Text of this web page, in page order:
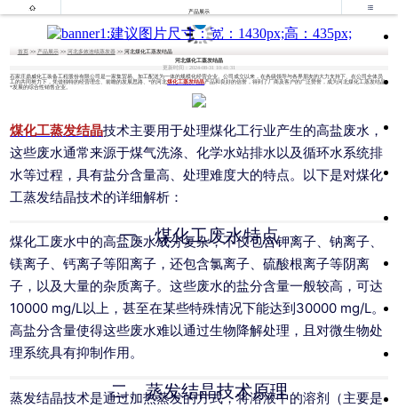

产品展示

首页 >> 产品展示>> 河北多效连续蒸发器>> 河北煤化工蒸发结晶
河北煤化工蒸发结晶
更新时间：2024-08-31 10:41:31
石家庄鼎威化工装备工程股份有限公司是一家集贸易、加工配送为一体的规模化经营企业。公司成立以来，在各级领导与各界朋友的大力支持下、在公司全体员
工的共同努力下，凭借独特的经营理念、前瞻的发展思路、*的河北煤化工蒸发结晶产品和良好的信誉，得到了厂商及客户的广泛赞誉，成为河北煤化工蒸发结晶
*发展的综合性销售企业。
煤化工蒸发结晶技术主要用于处理煤化工行业产生的高盐废水，
这些废水通常来源于煤气洗涤、化学水站排水以及循环水系统排
水等过程，具有盐分含量高、处理难度大的特点。以下是对煤化
工蒸发结晶技术的详细解析：
一、煤化工废水特点
煤化工废水中的高盐废水成分复杂，不仅包含钾离子、钠离子、
镁离子、钙离子等阳离子，还包含氯离子、硫酸根离子等阴离
子，以及大量的杂质离子。这些废水的盐分含量一般较高，可达
10000 mg/L以上，甚至在某些特殊情况下能达到30000 mg/L。
高盐分含量使得这些废水难以通过生物降解处理，且对微生物处
理系统具有抑制作用。
二、蒸发结晶技术原理
蒸发结晶技术是通过加热蒸发的方式，将溶液中的溶剂（主要是